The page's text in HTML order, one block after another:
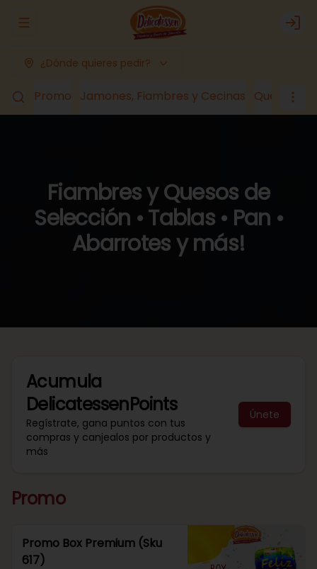
Abrir menu de navegación Login
¿Dónde quieres pedir?
Promo Jamones, Fiambres y Cecinas Quesos
Fiambres y Quesos de
Selección • Tablas • Pan •
Abarrotes y más!
Acumula
DelicatessenPoints
Regístrate, gana puntos con tus
compras y canjealos por productos y
más
Únete
Promo
Promo Box Premium (Sku
617)